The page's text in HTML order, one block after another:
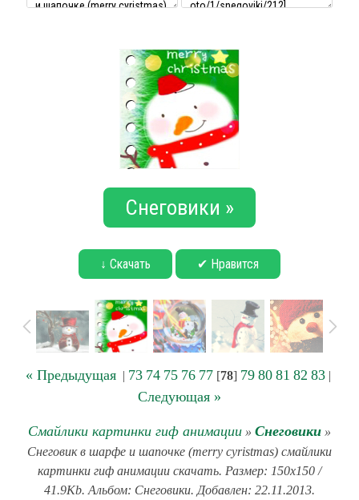
Снеговики »
↓ Скачать ✔ Нравится
« Предыдущая| 73 74 75 76 77[78] 79 80 81 82 83|
Следующая »
Смайлики картинки гиф анимации » Снеговики »
Снеговик в шарфе и шапочке (merry cyristmas) смайлики
картинки гиф анимации скачать. Размер: 150x150 /
41.9Kb. Альбом: Снеговики. Добавлен: 22.11.2013.